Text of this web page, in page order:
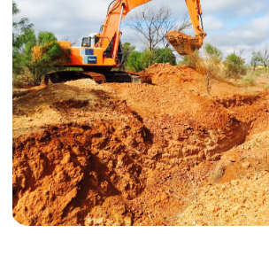
Мы аккуратно и оперативно уберём
опилки, стружку, обрезки досок и другие
отходы древесины с вашей территории.
Затем мы вывезем их на
специализированные полигоны для
утилизации или хранения.
УЗНАТЬ ПОДРОБНОСТИ